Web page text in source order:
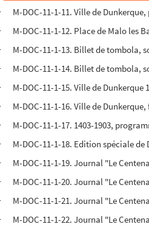
M-DOC-11-1-11. Ville de
M-DOC-11-1-12. Place de Malo les
M-DOC-11-1-13. Billet de tombola,
M-DOC-11-1-14. Billet de tombola,
M-DOC-11-1-15. Ville de
M-DOC-11-1-16. Ville de
M-DOC-11-1-17. 1403-1903,
M-DOC-11-1-18. Edition spéciale
M-DOC-11-1-19. Journal "Le
M-DOC-11-1-20. Journal "Le
M-DOC-11-1-21. Journal "Le
M-DOC-11-1-22. Journal "Le